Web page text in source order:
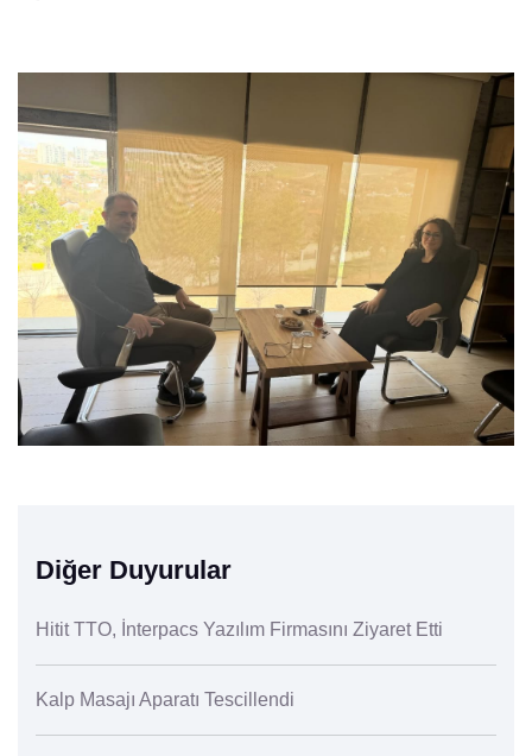
Diğer Duyurular
Hitit TTO, İnterpacs Yazılım Firmasını Ziyaret Etti
Kalp Masajı Aparatı Tescillendi